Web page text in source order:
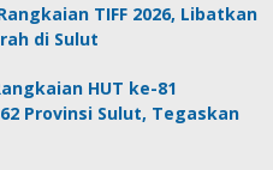
TIFF 2026, Libatkan
di Sulut
HUT ke-81
Provinsi Sulut, Tegaskan